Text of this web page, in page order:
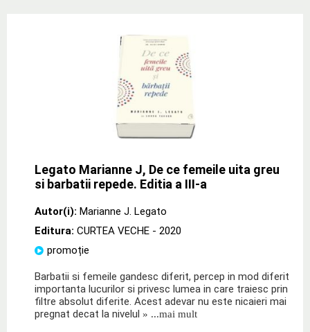
Legato Marianne J, De ce femeile uita greu
si barbatii repede. Editia a III-a
Autor(i): Marianne J. Legato
Editura: CURTEA VECHE - 2020
promoție
Barbatii si femeile gandesc diferit, percep in mod diferit
importanta lucurilor si privesc lumea in care traiesc prin
filtre absolut diferite. Acest adevar nu este nicaieri mai
pregnat decat la nivelul » ...mai mult